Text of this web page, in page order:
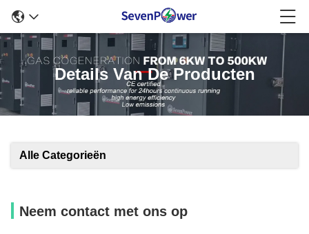
Details Van De Producten
Alle Categorieën
Neem contact met ons op